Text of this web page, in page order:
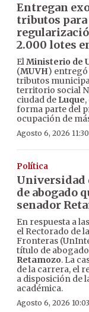
Entregan
tributos para
2.000 lotes
ElMinisterio de
(MUVH) entregó
tributos
territorio social
ciudad de Luque
forma parte del
ocupación de
Agosto 6, 2026
Política
Universidad
de abogado
senador
En respuesta a
el Rectorado de
Fronteras
título de
Retamozo. La
de la carrera, el
a disposición de
académica.
Agosto 6, 2026